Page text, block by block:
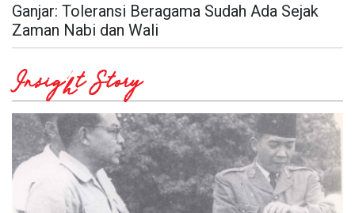
Ganjar: Toleransi Beragama Sudah Ada Sejak
Zaman Nabi dan Wali
Insight Story